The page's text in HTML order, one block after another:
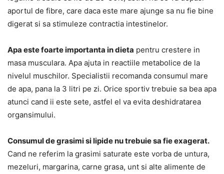
aportul de fibre, care daca este mare ajunge sa nu fie bine
digerat si sa stimuleze contractia intestinelor.
Apa este foarte importanta in dieta pentru crestere in
masa musculara. Apa ajuta in reactiile metabolice de la
nivelul muschilor. Specialistii recomanda consumul mare
de apa, pana la 3 litri pe zi. Orice sportiv trebuie sa bea apa
atunci cand ii este sete, astfel el va evita deshidratarea
organsimului.
Consumul de grasimi si lipide nu trebuie sa fie exagerat.
Cand ne referim la grasimi saturate este vorba de untura,
mezeluri, margarina, carne grasa, unt si alte alimente de